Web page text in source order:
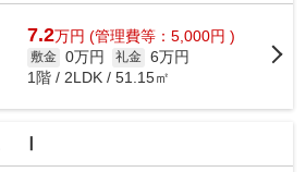
緑区の京...
7.2万円 (管理費等：5,000円 )
敷金 0万円 礼金 6万円
1階 / 2LDK / 51.15㎡
Ⅰ